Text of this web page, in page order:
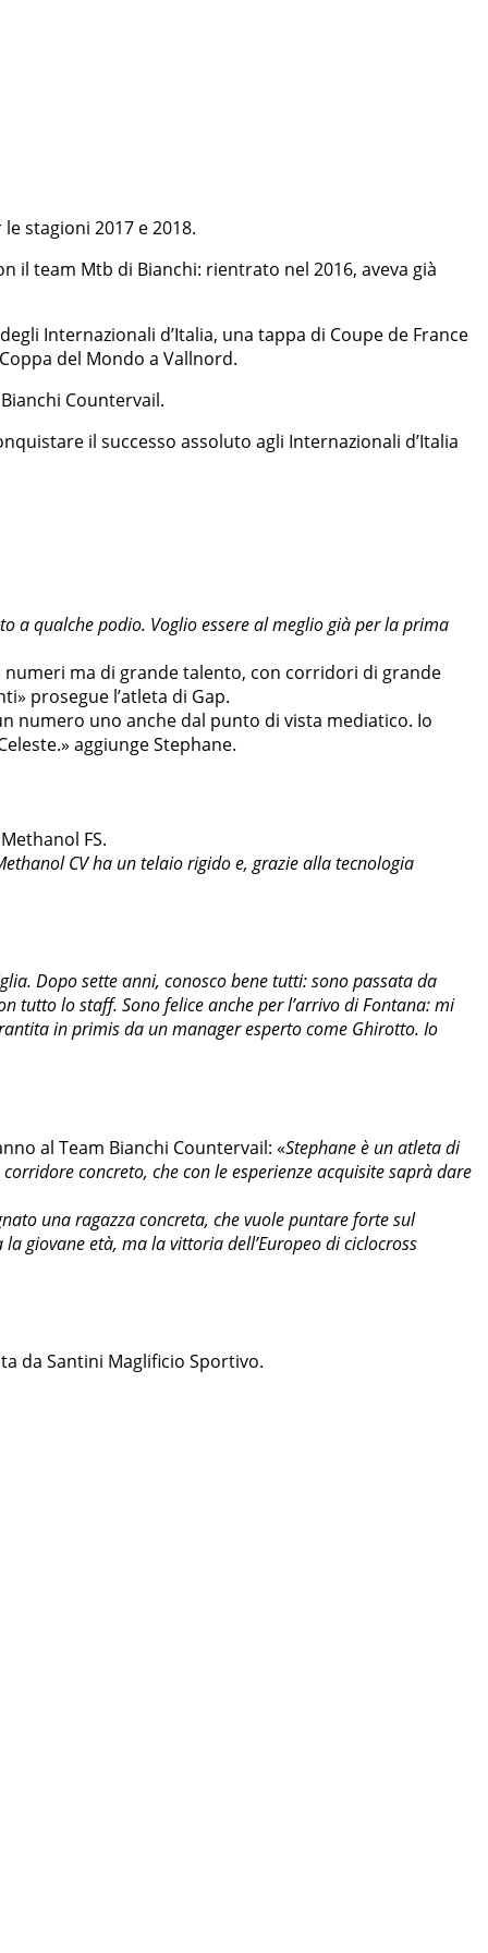
stagioni 2017 e 2018.
il team Mtb di Bianchi: rientrato nel 2016, aveva già
Internazionali d’Italia, una tappa di Coupe de France
del Mondo a Vallnord.
Countervail.
il successo assoluto agli Internazionali d’Italia
a qualche podio. Voglio essere al meglio già per la prima
numeri ma di grande talento, con corridori di grande
prosegue l’atleta di Gap.
numero uno anche dal punto di vista mediatico. Io
aggiunge Stephane.
FS.
CV ha un telaio rigido e, grazie alla tecnologia
Dopo sette anni, conosco bene tutti: sono passata da
tutto lo staff. Sono felice anche per l’arrivo di Fontana: mi
in primis da un manager esperto come Ghirotto. Io
al Team Bianchi Countervail: «Stephane è un atleta di
concreto, che con le esperienze acquisite saprà dare
una ragazza concreta, che vuole puntare forte sul
giovane età, ma la vittoria dell’Europeo di ciclocross
da Santini Maglificio Sportivo.